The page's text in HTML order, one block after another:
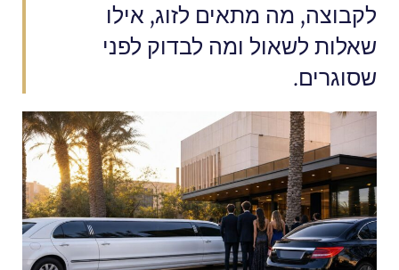
לקבוצה, מה מתאים לזוג, אילו
שאלות לשאול ומה לבדוק לפני
שסוגרים.